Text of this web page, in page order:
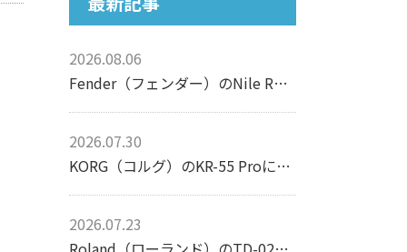
2026.08.06
Fender（フェンダー）のNile Rodgers Hitmaker Stratocasterについて【エレキギター】
2026.07.30
KORG（コルグ）のKR-55 Proについて【リズムマシン】
2026.07.23